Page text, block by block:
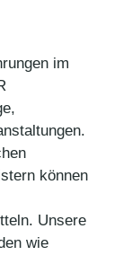
im
können
Unsere
wie